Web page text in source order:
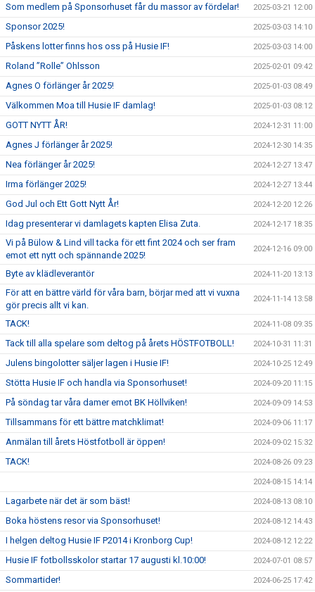
Som medlem på Sponsorhuset får du massor av fördelar! 2025-03-21 12:00
Sponsor 2025! 2025-03-03 14:10
Påskens lotter finns hos oss på Husie IF! 2025-03-03 14:00
Roland ”Rolle” Ohlsson 2025-02-01 09:42
Agnes O förlänger år 2025! 2025-01-03 08:49
Välkommen Moa till Husie IF damlag! 2025-01-03 08:12
GOTT NYTT ÅR! 2024-12-31 11:00
Agnes J förlänger år 2025! 2024-12-30 14:35
Nea förlänger år 2025! 2024-12-27 13:47
Irma förlänger 2025! 2024-12-27 13:44
God Jul och Ett Gott Nytt År! 2024-12-20 12:26
Idag presenterar vi damlagets kapten Elisa Zuta. 2024-12-17 18:35
Vi på Bülow & Lind vill tacka för ett fint 2024 och ser fram
emot ett nytt och spännande 2025!
2024-12-16 09:00
Byte av klädleverantör 2024-11-20 13:13
För att en bättre värld för våra barn, börjar med att vi vuxna
gör precis allt vi kan.
2024-11-14 13:58
TACK! 2024-11-08 09:35
Tack till alla spelare som deltog på årets HÖSTFOTBOLL! 2024-10-31 11:31
Julens bingolotter säljer lagen i Husie IF! 2024-10-25 12:49
Stötta Husie IF och handla via Sponsorhuset! 2024-09-20 11:15
På söndag tar våra damer emot BK Höllviken! 2024-09-09 14:53
Tillsammans för ett bättre matchklimat! 2024-09-06 11:17
Anmälan till årets Höstfotboll är öppen! 2024-09-02 15:32
TACK! 2024-08-26 09:23
2024-08-15 14:14
Lagarbete när det är som bäst! 2024-08-13 08:10
Boka höstens resor via Sponsorhuset! 2024-08-12 14:43
I helgen deltog Husie IF P2014 i Kronborg Cup! 2024-08-12 12:22
Husie IF fotbollsskolor startar 17 augusti kl.10:00! 2024-07-01 08:57
Sommartider! 2024-06-25 17:42